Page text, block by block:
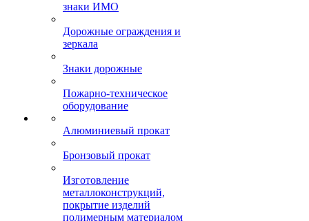
знаки ИМО
Дорожные ограждения и
зеркала
Знаки дорожные
Пожарно-техническое
оборудование
Алюминиевый прокат
Бронзовый прокат
Изготовление
металлоконструкций,
покрытие изделий
полимерным материалом